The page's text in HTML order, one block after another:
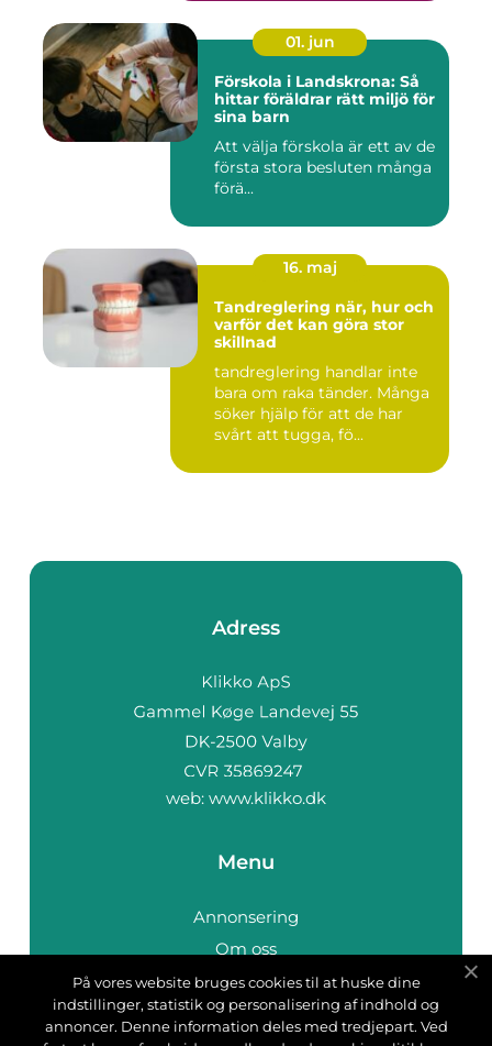
01. jun
Förskola i Landskrona: Så
hittar föräldrar rätt miljö för
sina barn
Att välja förskola är ett av de
första stora besluten många
förä...
16. maj
Tandreglering när, hur och
varför det kan göra stor
skillnad
tandreglering handlar inte
bara om raka tänder. Många
söker hjälp för att de har
svårt att tugga, fö...
Adress
web: www.klikko.dk
Menu
Annonsering
Om oss
Cookies
Kontakta oss
På vores website bruges cookies til at huske dine
indstillinger, statistik og personalisering af indhold og
annoncer. Denne information deles med tredjepart. Ved